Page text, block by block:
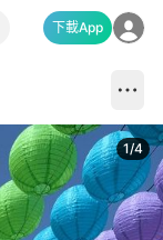
下載App
1/4